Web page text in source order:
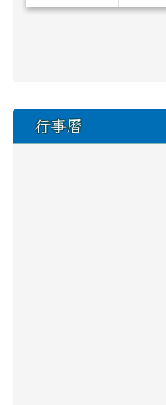
下中區域內容
行事曆